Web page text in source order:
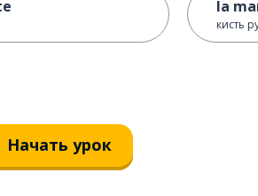
la
кисть
Начать урок